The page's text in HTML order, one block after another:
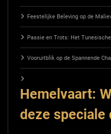
Feestelijke Beleving op de
Passie en Trots: Het
Vooruitblik op de Spannende
Hemelvaart:
deze speciale